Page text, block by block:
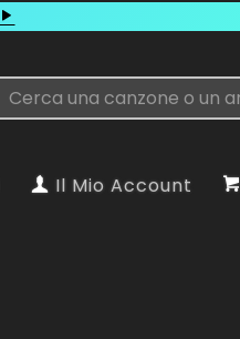
Il Mio Account